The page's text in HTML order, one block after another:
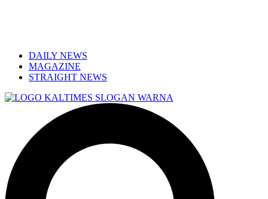
DAILY NEWS
MAGAZINE
STRAIGHT NEWS